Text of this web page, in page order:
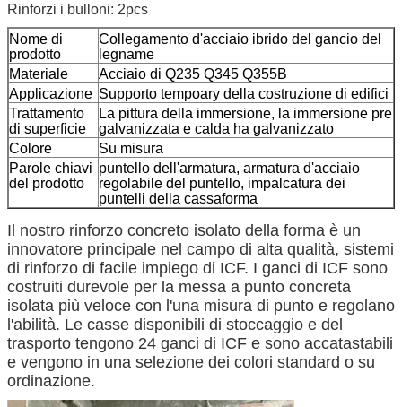
Rinforzi i bulloni: 2pcs
Nome di
prodotto
Collegamento d'acciaio ibrido del gancio del
legname
Materiale
Acciaio di Q235 Q345 Q355B
Applicazione Supporto tempoary della costruzione di edifici
Trattamento
di superficie
La pittura della immersione, la immersione pre
galvanizzata e calda ha galvanizzato
Colore
Su misura
Parole chiavi
del prodotto
puntello dell'armatura, armatura d'acciaio
regolabile del puntello, impalcatura dei
puntelli della cassaforma
Il nostro rinforzo concreto isolato della forma è un
innovatore principale nel campo di alta qualità, sistemi
di rinforzo di facile impiego di ICF. I ganci di ICF sono
costruiti durevole per la messa a punto concreta
isolata più veloce con l'una misura di punto e regolano
l'abilità. Le casse disponibili di stoccaggio e del
trasporto tengono 24 ganci di ICF e sono accatastabili
e vengono in una selezione dei colori standard o su
ordinazione.